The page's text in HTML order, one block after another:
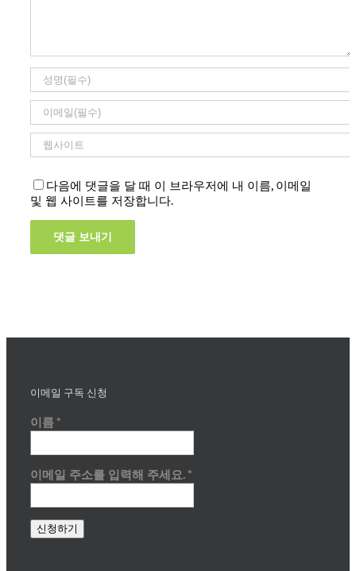
다음에 댓글을 달 때 이 브라우저에 내 이름, 이메일
및 웹 사이트를 저장합니다.
이메일 구독 신청
이름 *
이메일 주소를 입력해 주세요. *